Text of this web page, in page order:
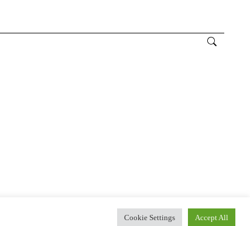
Cookie Settings Accept All